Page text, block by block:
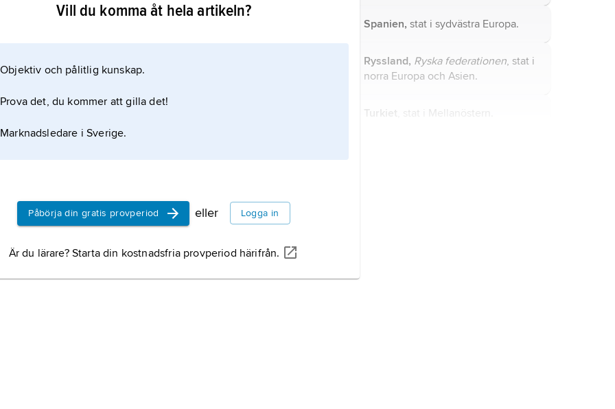
stark medkänsla för människorna i en
”Las Hurdes – Land utan bröd” (1932). Han
avsevärt
Vill du komma åt hela artikeln?
Objektiv och pålitlig kunskap.
Prova det, du kommer att gilla det!
Marknadsledare i Sverige.
Påbörja din gratis provperiod eller Logga in
Är du lärare? Starta din kostnadsfria provperiod härifrån.
Spanien, stat i sydvästra Europa.
Ryssland, Ryska federationen, stat i
norra Europa och Asien.
Turkiet , stat i Mellanöstern.